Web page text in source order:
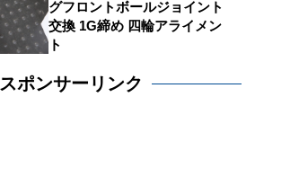
グフロントボールジョイント
交換 1G締め 四輪アライメン
ト
スポンサーリンク